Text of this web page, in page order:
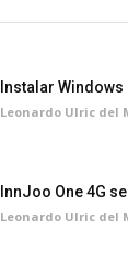
Instalar Windows
Leonardo Ulric del
InnJoo One 4G
Leonardo Ulric del